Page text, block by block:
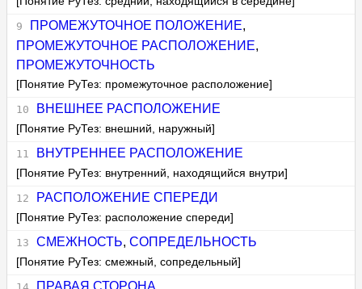
ПРОМЕЖУТОЧНОЕ ПОЛОЖЕНИЕ,
ПРОМЕЖУТОЧНОЕ РАСПОЛОЖЕНИЕ,
ПРОМЕЖУТОЧНОСТЬ
[Понятие РуТез: промежуточное расположение]
ВНЕШНЕЕ РАСПОЛОЖЕНИЕ
[Понятие РуТез: внешний, наружный]
ВНУТРЕННЕЕ РАСПОЛОЖЕНИЕ
[Понятие РуТез: внутренний, находящийся внутри]
РАСПОЛОЖЕНИЕ СПЕРЕДИ
[Понятие РуТез: расположение спереди]
СМЕЖНОСТЬ, СОПРЕДЕЛЬНОСТЬ
[Понятие РуТез: смежный, сопредельный]